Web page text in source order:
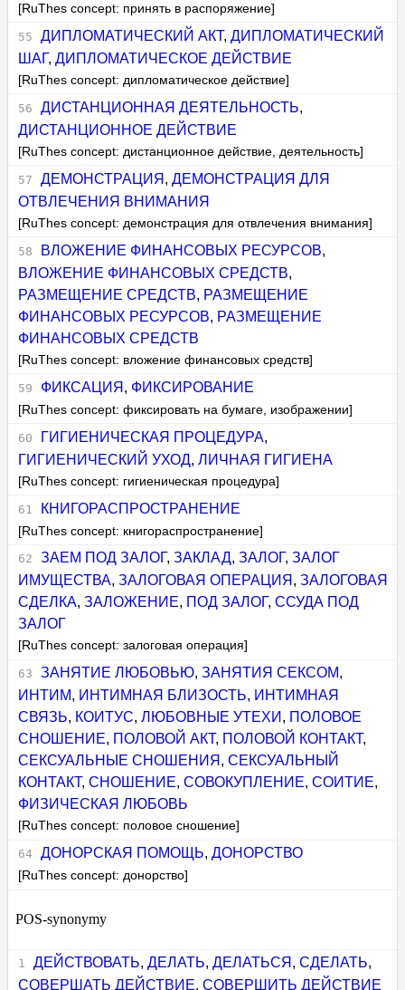
[RuThes concept: принять в распоряжение]
ДИПЛОМАТИЧЕСКИЙ АКТ, ДИПЛОМАТИЧЕСКИЙ
ШАГ,ДИПЛОМАТИЧЕСКОЕ ДЕЙСТВИЕ
[RuThes concept: дипломатическое действие]
ДИСТАНЦИОННАЯ ДЕЯТЕЛЬНОСТЬ,
ДИСТАНЦИОННОЕ ДЕЙСТВИЕ
[RuThes concept: дистанционное действие, деятельность]
ДЕМОНСТРАЦИЯ , ДЕМОНСТРАЦИЯ ДЛЯ
ОТВЛЕЧЕНИЯ ВНИМАНИЯ
[RuThes concept: демонстрация для отвлечения внимания]
ВЛОЖЕНИЕ ФИНАНСОВЫХ РЕСУРСОВ,
ВЛОЖЕНИЕ ФИНАНСОВЫХ СРЕДСТВ,
РАЗМЕЩЕНИЕ СРЕДСТВ, РАЗМЕЩЕНИЕ
ФИНАНСОВЫХ РЕСУРСОВ, РАЗМЕЩЕНИЕ
ФИНАНСОВЫХ СРЕДСТВ
[RuThes concept: вложение финансовых средств]
ФИКСАЦИЯ , ФИКСИРОВАНИЕ
[RuThes concept: фиксировать на бумаге, изображении]
ГИГИЕНИЧЕСКАЯ ПРОЦЕДУРА,
ГИГИЕНИЧЕСКИЙ УХОД,ЛИЧНАЯ ГИГИЕНА
[RuThes concept: гигиеническая процедура]
КНИГОРАСПРОСТРАНЕНИЕ
[RuThes concept: книгораспространение]
ЗАЕМ ПОД ЗАЛОГ, ЗАКЛАД, ЗАЛОГ, ЗАЛОГ
ИМУЩЕСТВА,ЗАЛОГОВАЯ ОПЕРАЦИЯ ,ЗАЛОГОВАЯ
СДЕЛКА,ЗАЛОЖЕНИЕ, ПОД ЗАЛОГ,ССУДА ПОД
ЗАЛОГ
[RuThes concept: залоговая операция]
ЗАНЯТИЕ ЛЮБОВЬЮ, ЗАНЯТИЯ СЕКСОМ,
ИНТИМ, ИНТИМНАЯ БЛИЗОСТЬ, ИНТИМНАЯ
СВЯЗЬ, КОИТУС,ЛЮБОВНЫЕ УТЕХИ , ПОЛОВОЕ
СНОШЕНИЕ, ПОЛОВОЙ АКТ, ПОЛОВОЙ КОНТАКТ,
СЕКСУАЛЬНЫЕ СНОШЕНИЯ ,СЕКСУАЛЬНЫЙ
КОНТАКТ,СНОШЕНИЕ,СОВОКУПЛЕНИЕ,СОИТИЕ,
ФИЗИЧЕСКАЯ ЛЮБОВЬ
[RuThes concept: половое сношение]
ДОНОРСКАЯ ПОМОЩЬ, ДОНОРСТВО
[RuThes concept: донорство]
POS-synonymy
ДЕЙСТВОВАТЬ, ДЕЛАТЬ, ДЕЛАТЬСЯ , СДЕЛАТЬ,
СОВЕРШАТЬ ДЕЙСТВИЕ,СОВЕРШИТЬ ДЕЙСТВИЕ